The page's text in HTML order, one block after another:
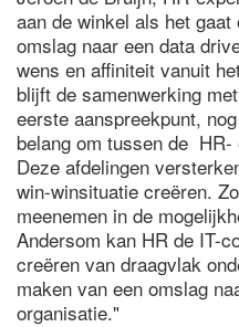
aan de winkel als het
omslag naar een data
wens en affiniteit vanuit
blijft de samenwerking
eerste aanspreekpunt,
belang om tussen de
Deze afdelingen
win-winsituatie creëren.
meenemen in de
Andersom kan HR de IT-
creëren van draagvlak
maken van een omslag
organisatie."